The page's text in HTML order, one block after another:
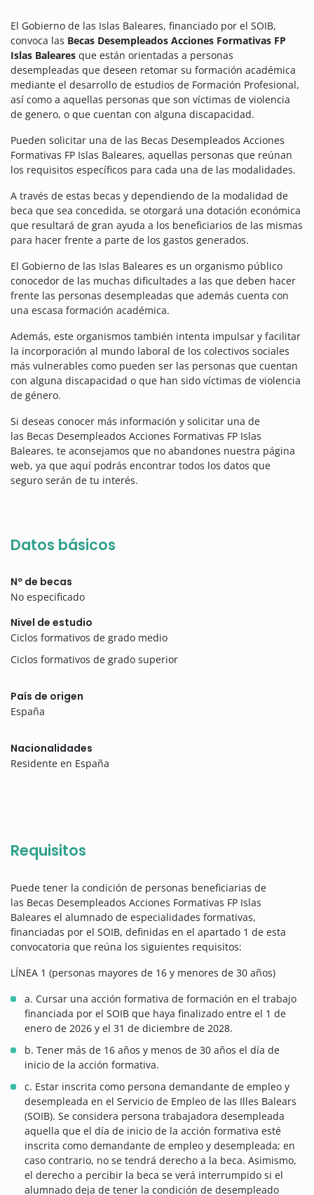
El Gobierno de las Islas Baleares, financiado por el SOIB,
convoca las Becas Desempleados Acciones Formativas FP
Islas Baleares que están orientadas a personas
desempleadas que deseen retomar su formación académica
mediante el desarrollo de estudios de Formación Profesional,
así como a aquellas personas que son víctimas de violencia
de genero, o que cuentan con alguna discapacidad.
Pueden solicitar una de las Becas Desempleados Acciones
Formativas FP Islas Baleares, aquellas personas que reúnan
los requisitos específicos para cada una de las modalidades.
A través de estas becas y dependiendo de la modalidad de
beca que sea concedida, se otorgará una dotación económica
que resultará de gran ayuda a los beneficiarios de las mismas
para hacer frente a parte de los gastos generados.
El Gobierno de las Islas Baleares es un organismo público
conocedor de las muchas dificultades a las que deben hacer
frente las personas desempleadas que además cuenta con
una escasa formación académica.
Además, este organismos también intenta impulsar y facilitar
la incorporación al mundo laboral de los colectivos sociales
más vulnerables como pueden ser las personas que cuentan
con alguna discapacidad o que han sido víctimas de violencia
de género.
Si deseas conocer más información y solicitar una de
las Becas Desempleados Acciones Formativas FP Islas
Baleares, te aconsejamos que no abandones nuestra página
web, ya que aquí podrás encontrar todos los datos que
seguro serán de tu interés.
Datos básicos
Nº de becas
No especificado
Nivel de estudio
Ciclos formativos de grado medio
Ciclos formativos de grado superior
País de origen
España
Nacionalidades
Residente en España
Requisitos
Puede tener la condición de personas beneficiarias de
las Becas Desempleados Acciones Formativas FP Islas
Baleares el alumnado de especialidades formativas,
financiadas por el SOIB, definidas en el apartado 1 de esta
convocatoria que reúna los siguientes requisitos:
LÍNEA 1 (personas mayores de 16 y menores de 30 años)
a. Cursar una acción formativa de formación en el trabajo
financiada por el SOIB que haya finalizado entre el 1 de
enero de 2026 y el 31 de diciembre de 2028.
b. Tener más de 16 años y menos de 30 años el día de
inicio de la acción formativa.
c. Estar inscrita como persona demandante de empleo y
desempleada en el Servicio de Empleo de las Illes Balears
(SOIB). Se considera persona trabajadora desempleada
aquella que el día de inicio de la acción formativa esté
inscrita como demandante de empleo y desempleada; en
caso contrario, no se tendrá derecho a la beca. Asimismo,
el derecho a percibir la beca se verá interrumpido si el
alumnado deja de tener la condición de desempleado